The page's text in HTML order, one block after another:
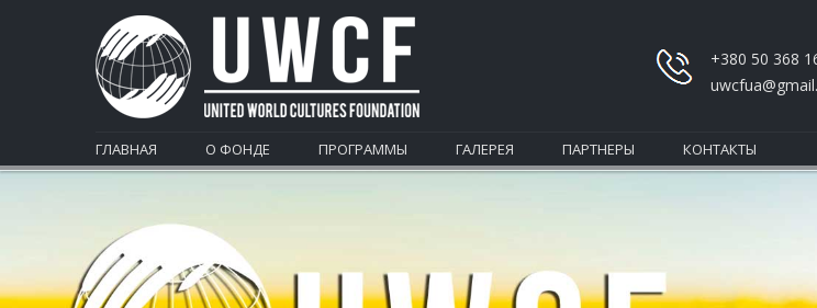
+380 50 368
ГЛАВНАЯ О ФОНДЕ ПРОГРАММЫ ГАЛЕРЕЯ ПАРТНЕРЫ КОНТАКТЫ